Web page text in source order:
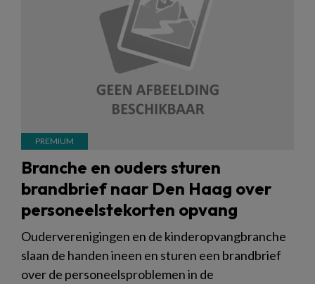
Branche en ouders sturen
brandbrief naar Den Haag over
personeelstekorten opvang
Ouderverenigingen en de kinderopvangbranche
slaan de handen ineen en sturen een brandbrief
over de personeelsproblemen in de